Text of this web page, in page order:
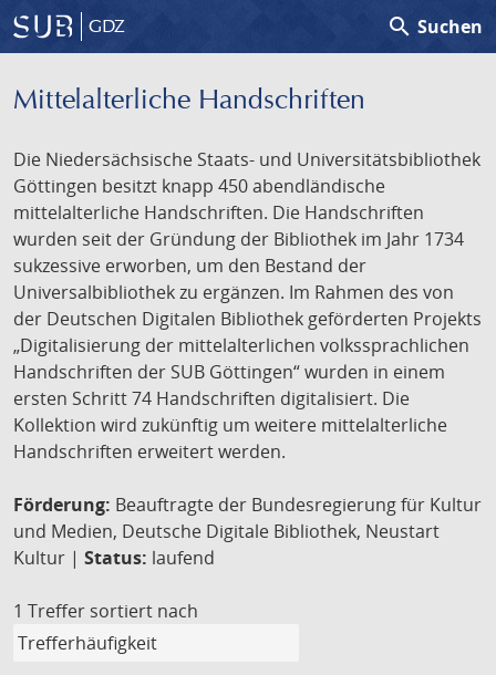
GDZ search Suchen
Mittelalterliche Handschriften
Die Niedersächsische Staats- und Universitätsbibliothek
Göttingen besitzt knapp 450 abendländische
mittelalterliche Handschriften. Die Handschriften
wurden seit der Gründung der Bibliothek im Jahr 1734
sukzessive erworben, um den Bestand der
Universalbibliothek zu ergänzen. Im Rahmen des von
der Deutschen Digitalen Bibliothek geförderten Projekts
„Digitalisierung der mittelalterlichen volkssprachlichen
Handschriften der SUB Göttingen“ wurden in einem
ersten Schritt 74 Handschriften digitalisiert. Die
Kollektion wird zukünftig um weitere mittelalterliche
Handschriften erweitert werden.
Förderung: Beauftragte der Bundesregierung für Kultur
und Medien, Deutsche Digitale Bibliothek, Neustart
Kultur | Status: laufend
1 Treffer sortiert nach